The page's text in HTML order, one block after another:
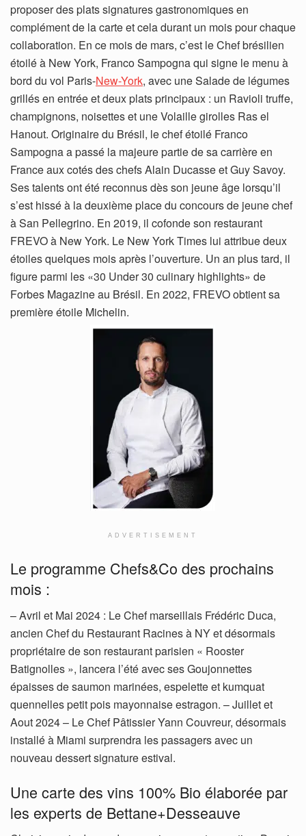
proposer des plats signatures gastronomiques en
complément de la carte et cela durant un mois pour chaque
collaboration. En ce mois de mars, c’est le Chef brésilien
étoilé à New York, Franco Sampogna qui signe le menu à
bord du vol Paris-New-York, avec une Salade de légumes
grillés en entrée et deux plats principaux : un Ravioli truffe,
champignons, noisettes et une Volaille girolles Ras el
Hanout. Originaire du Brésil, le chef étoilé Franco
Sampogna a passé la majeure partie de sa carrière en
France aux cotés des chefs Alain Ducasse et Guy Savoy.
Ses talents ont été reconnus dès son jeune âge lorsqu’il
s’est hissé à la deuxième place du concours de jeune chef
à San Pellegrino. En 2019, il cofonde son restaurant
FREVO à New York. Le New York Times lui attribue deux
étoiles quelques mois après l’ouverture. Un an plus tard, il
figure parmi les «30 Under 30 culinary highlights» de
Forbes Magazine au Brésil. En 2022, FREVO obtient sa
première étoile Michelin.
ADVERTISEMENT
Le programme Chefs&Co des prochains
mois :
– Avril et Mai 2024 : Le Chef marseillais Frédéric Duca,
ancien Chef du Restaurant Racines à NY et désormais
propriétaire de son restaurant parisien « Rooster
Batignolles », lancera l’été avec ses Goujonnettes
épaisses de saumon marinées, espelette et kumquat
quennelles petit pois mayonnaise estragon. – Juillet et
Aout 2024 – Le Chef Pâtissier Yann Couvreur, désormais
installé à Miami surprendra les passagers avec un
nouveau dessert signature estival.
Une carte des vins 100% Bio élaborée par
les experts de Bettane+Desseauve